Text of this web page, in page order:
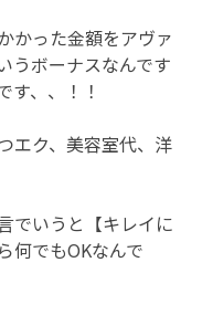
かった金額をアヴァ
うボーナスなんです
す、、！！
エク、美容室代、洋
でいうと【キレイに
何でもOKなんで